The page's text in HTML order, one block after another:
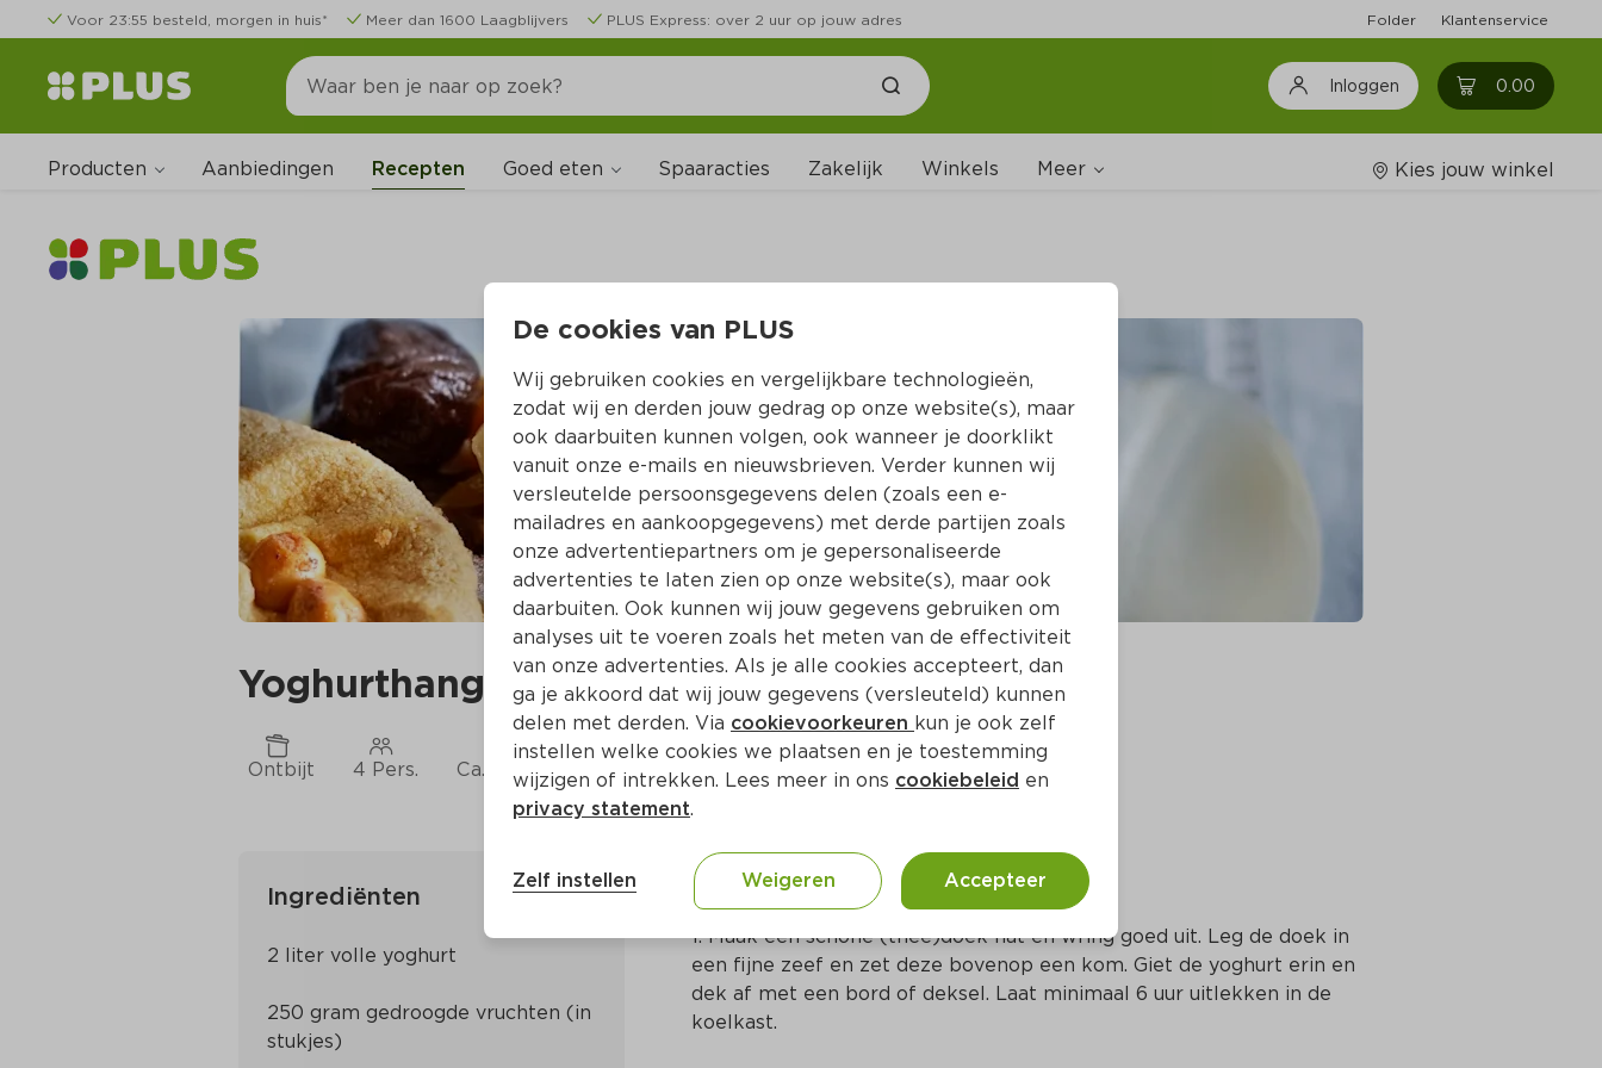
Voor 23:55 besteld, morgen in huis* Meer dan 1600 Laagblijvers PLUS Express: over 2 uur op jouw adres Folder Klantenservice
Inloggen 0.00 0
Producten Aanbiedingen Recepten Goed eten Spaaracties Zakelijk Winkels Meer
Wijnshop
Boodschappenlijstjes
Kies jouw winkel
Yoghurthangop met vanille en gedroogd fruit
Ontbijt 4 Pers. Ca. 10 Min Nederlands
Ingrediënten
250 gram gedroogde vruchten (in
Bereidingswijze
1. Maak een schone (thee)doek nat en wring goed uit. Leg de doek in
een fijne zeef en zet deze bovenop een kom. Giet de yoghurt erin en
dek af met een bord of deksel. Laat minimaal 6 uur uitlekken in de
koelkast.
De cookies van PLUS
Wij gebruiken cookies en vergelijkbare technologieën,
zodat wij en derden jouw gedrag op onze website(s), maar
ook daarbuiten kunnen volgen, ook wanneer je doorklikt
vanuit onze e-mails en nieuwsbrieven. Verder kunnen wij
versleutelde persoonsgegevens delen (zoals een e-
mailadres en aankoopgegevens) met derde partijen zoals
onze advertentiepartners om je gepersonaliseerde
advertenties te laten zien op onze website(s), maar ook
daarbuiten. Ook kunnen wij jouw gegevens gebruiken om
analyses uit te voeren zoals het meten van de effectiviteit
van onze advertenties. Als je alle cookies accepteert, dan
ga je akkoord dat wij jouw gegevens (versleuteld) kunnen
delen met derden. Via cookievoorkeuren kun je ook zelf
instellen welke cookies we plaatsen en je toestemming
wijzigen of intrekken. Lees meer in ons cookiebeleid en
privacy statement.
Zelf instellen Weigeren Accepteer